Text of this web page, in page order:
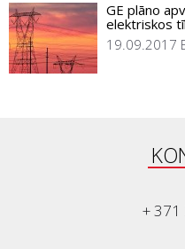
GE plāno
elektriskos
19.09.2017
+